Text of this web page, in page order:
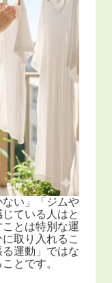
ない」「ジムや
ている人はと
とは特別な運
取り入れるこ
運動」ではな
とです。